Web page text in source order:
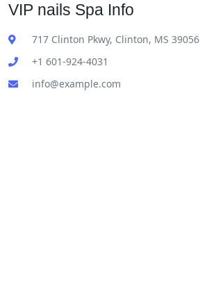
VIP nails Spa Info
717 Clinton Pkwy, Clinton, MS 39056
+1 601-924-4031
info@example.com